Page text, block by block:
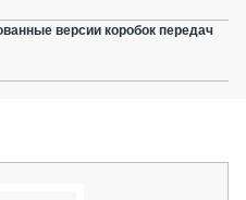
версии коробок передач